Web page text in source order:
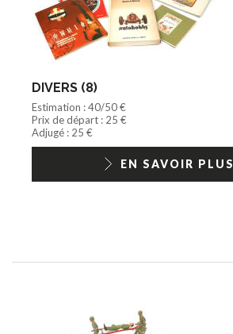
DIVERS (8)
Estimation : 40/50 €
Prix de départ : 25 €
Adjugé : 25 €
EN SAVOIR PLUS